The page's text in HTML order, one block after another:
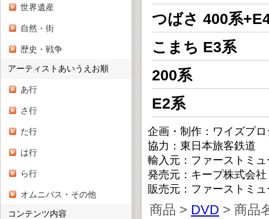
世界遺産
自然・街
歴史・戦争
アーティストあいうえお順
あ行
さ行
た行
は行
ら行
オムニバス・その他
コンテンツ内容
つばさ 400系
こまち E3系
200系
E2系
企画・制作：ワイズプ
協力：東日本旅客鉄道
輸入元：ファーストミ
発売元：キープ株式会社
販売元：ファーストミ
商品 > DVD > 商品